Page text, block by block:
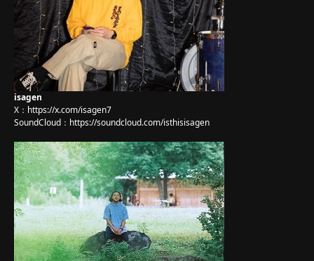
isagen
X： https://x.com/isagen7
SoundCloud： https://soundcloud.com/isthisisagen